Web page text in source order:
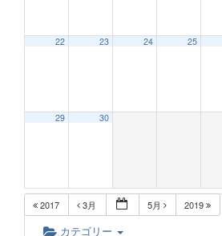
22 23 24 25
29 30
2017 3月 5月 2019
カテゴリー
2:00 AM
6:00 AM